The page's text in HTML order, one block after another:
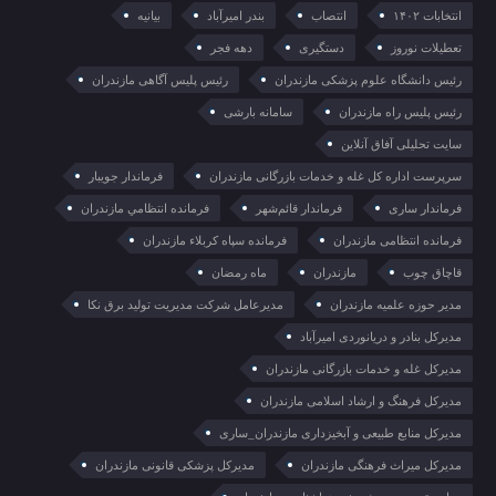
انتخابات ۱۴۰۲ انتصاب بندر امیرآباد بیانیه
تعطیلات نوروز دستگیری دهه فجر
رئیس دانشگاه علوم پزشکی مازندران رئیس پلیس آگاهی مازندران
رئیس پلیس راه مازندران سامانه بارشی
سایت تحلیلی آفاق آنلاین
سرپرست اداره کل غله و خدمات بازرگانی مازندران فرماندار جویبار
فرماندار ساری فرماندار قائم‌شهر فرمانده انتظامي مازندران
فرمانده انتظامی مازندران فرمانده سپاه کربلاء مازندران
قاچاق چوب مازندران ماه رمضان
مدیر حوزه علمیه مازندران مدیرعامل شرکت مدیریت تولید برق نکا
مدیرکل بنادر و دریانوردی امیرآباد
مدیرکل غله و خدمات بازرگانی مازندران
مدیرکل فرهنگ و ارشاد اسلامی مازندران
مدیرکل منابع طبیعی و آبخیزداری مازندران_ساری
مدیرکل میراث فرهنگی مازندران مدیرکل پزشکی قانونی مازندران